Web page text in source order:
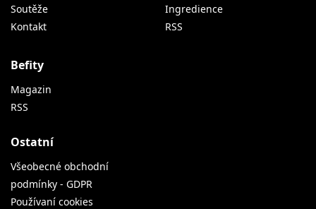
Soutěže
Kontakt
Ingredience
RSS
Befity
Magazin
RSS
Ostatní
Všeobecné obchodní
podmínky - GDPR
Používaní cookies